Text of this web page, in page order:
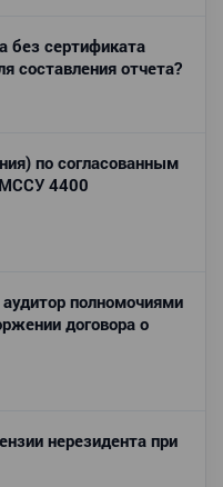
без сертификата
составления отчета?
по согласованным
МССУ 4400
полномочиями
договора о
нерезидента при